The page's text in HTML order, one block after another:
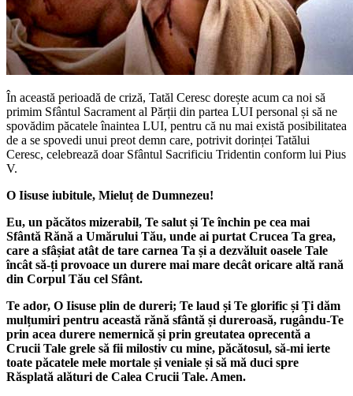
În această perioadă de criză, Tatăl Ceresc dorește acum ca noi să
primim Sfântul Sacrament al Părții din partea LUI personal și să ne
spovădim păcatele înaintea LUI, pentru că nu mai există posibilitatea
de a se spovedi unui preot demn care, potrivit dorinței Tatălui
Ceresc, celebrează doar Sfântul Sacrificiu Tridentin conform lui Pius
V.
O Iisuse iubitule, Mieluț de Dumnezeu!
Eu, un păcătos mizerabil, Te salut și Te închin pe cea mai
Sfântă Rănă a Umărului Tău, unde ai purtat Crucea Ta grea,
care a sfâșiat atât de tare carnea Ta și a dezvăluit oasele Tale
încât să-ți provoace un durere mai mare decât oricare altă rană
din Corpul Tău cel Sfânt.
Te ador, O Iisuse plin de dureri; Te laud și Te glorific și Ți dăm
mulțumiri pentru această rănă sfântă și dureroasă, rugându-Te
prin acea durere nemernică și prin greutatea oprecentă a
Crucii Tale grele să fii milostiv cu mine, păcătosul, să-mi ierte
toate păcatele mele mortale și veniale și să mă duci spre
Răsplată alături de Calea Crucii Tale. Amen.